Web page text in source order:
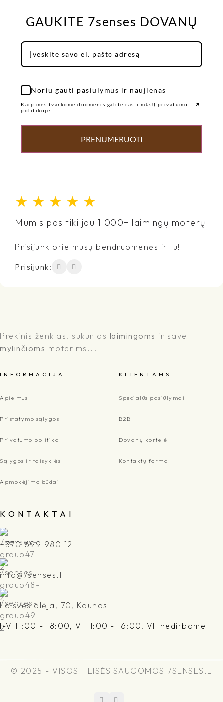
GAUKITE 7senses DOVANŲ
Noriu gauti pasiūlymus ir naujienas
Kaip mes tvarkome duomenis galite rasti mūsų privatumo
politikoje.
PRENUMERUOTI
★ ★ ★ ★ ★
Mumis pasitiki jau 1 000+ laimingų moterų
Prisijunk prie mūsų bendruomenės ir tu!
Prisijunk:
Prekinis ženklas, sukurtas laimingoms ir save
mylinčioms moterims...
I N F O R M A C I J A
Apie mus
Pristatymo sąlygos
Privatumo politika
Sąlygos ir taisyklės
Apmokėjimo būdai
K L I E N T A M S
Specialūs pasiūlymai
B2B
Dovanų kortelė
Kontaktų forma
K O N T A K T A I
+370 699 980 12
info@7senses.lt
Laisvės alėja, 70, Kaunas
I-V 11:00 - 18:00, VI 11:00 - 16:00, VII nedirbame
© 2025 - VISOS TEISĖS SAUGOMOS 7SENSES.LT